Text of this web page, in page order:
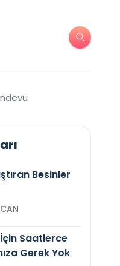
Besinler
Saatlerce
Gerek Yok